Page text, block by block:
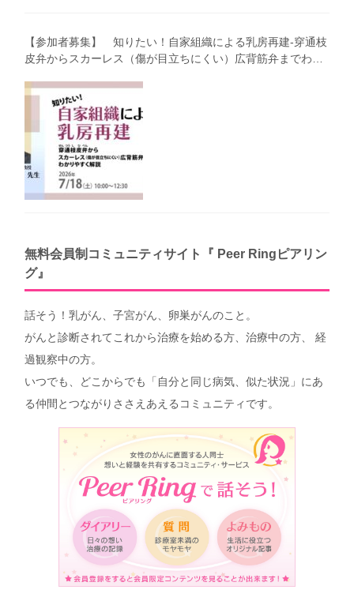
【参加者募集】 知りたい！自家組織による乳房再建-穿通枝
皮弁からスカーレス（傷が目立ちにくい）広背筋弁までわか
無料会員制コミュニティサイト『 Peer Ringピアリン
グ』
話そう！乳がん、子宮がん、卵巣がんのこと。
がんと診断されてこれから治療を始める方、治療中の方、 経
過観察中の方。
いつでも、どこからでも「自分と同じ病気、似た状況」にあ
る仲間とつながりささえあえるコミュニティです。